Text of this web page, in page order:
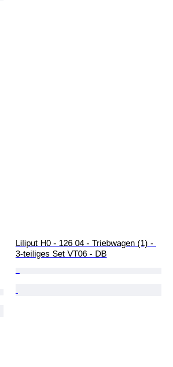
Liliput H0 - 126 04 - Triebwagen (1) -
3-teiliges Set VT06 - DB